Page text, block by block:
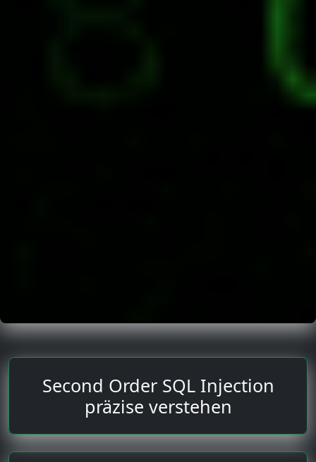
Second Order SQL Injection
präzise verstehen